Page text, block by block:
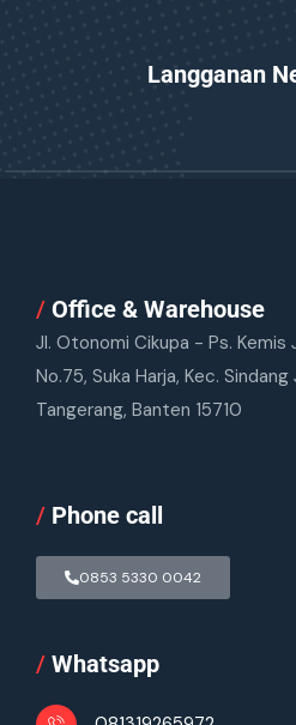
Langganan
/ Office & Warehouse
Jl. Otonomi Cikupa - Ps. Kemis
No.75, Suka Harja, Kec.
Tangerang, Banten 15710
/ Phone call
0853 5330 0042
/ Whatsapp